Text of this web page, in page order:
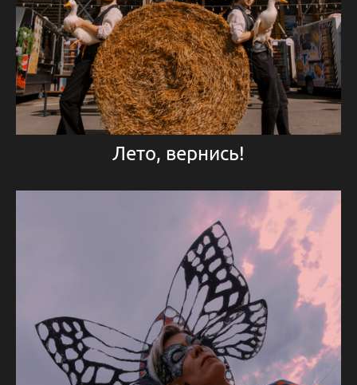
Лето, вернись!